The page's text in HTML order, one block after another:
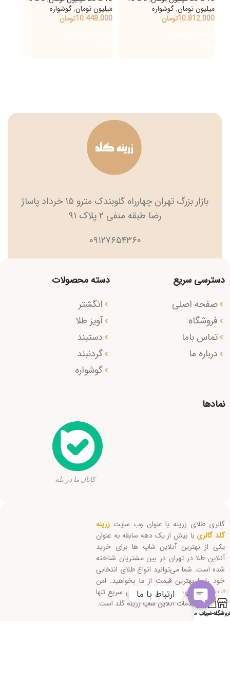
میلیون تومان,گوشواره
10.812.000تومان
میلیون تومان,گوشواره
10.448.000تومان
بازار بزرگ تهران چهارراه گلوبندک مترو ۱۵ خرداد پاساژ
رضا طبقه منفی ۲ پلاک ۹۱
۰۹۱۲۷۶۵۴۳۶۰
دسترسی سریع
صفحه اصلی
فروشگاه
تماس باما
درباره ما
دسته محصولات
انگشتر
آویز طلا
دستبند
گردنبند
گوشواره
نمادها
کانال ما در بله
گالری طلای زرینه با عنوان وب سایت زرینه
گلد گالری با بیش از یک دهه سابقه به عنوان
یکی از بهترین آنلاین شاپ ها برای خرید
آنلاین طلا در تهران در بین مشتریان شناخته
شده است. شما می‌توانید انواع طلای انتخابی
خود را با بهترین قیمت از ما بخواهید. امن
ترین روش‌های ارسال و پاسخگویی سریع تنها
بخشی از خدمات آنلاین شاپ زرینه گلد است.
سبد خرید
حساب من
ارتباط با ما
Open